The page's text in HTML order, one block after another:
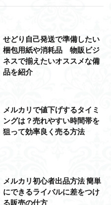
せどり自己発送で準備したい
梱包用紙や消耗品 物販ビジ
ネスで揃えたいオススメな備
品を紹介
メルカリで値下げするタイミ
ングは？売れやすい時間帯を
狙って効率良く売る方法
メルカリ初心者出品方法 簡単
にできるライバルに差をつけ
る販売の仕方